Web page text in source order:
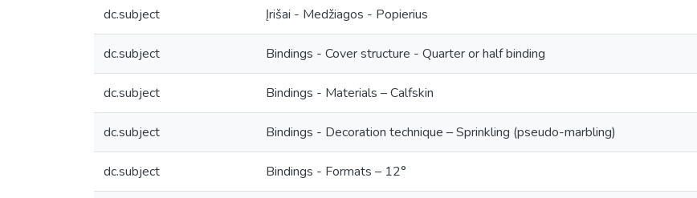
dc.subject Įrišai - Medžiagos - Popierius
dc.subject Bindings - Cover structure - Quarter or half binding
dc.subject Bindings - Materials – Calfskin
dc.subject Bindings - Decoration technique – Sprinkling (pseudo-marbling)
dc.subject Bindings - Formats – 12°